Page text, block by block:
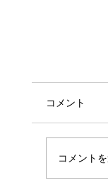
コメント
コメント